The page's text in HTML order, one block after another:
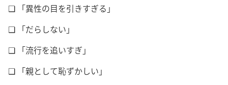
❑ 「異性の目を引きすぎる」
❑ 「だらしない」
❑ 「流行を追いすぎ」
❑ 「親として恥ずかしい」